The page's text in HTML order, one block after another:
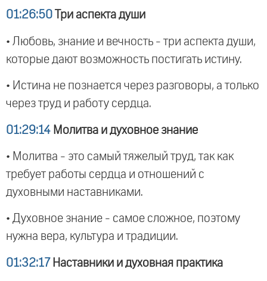
01:26:50 Три аспекта души
• Любовь, знание и вечность - три аспекта души,
которые дают возможность постигать истину.
• Истина не познается через разговоры, а только
через труд и работу сердца.
01:29:14 Молитва и духовное знание
• Молитва - это самый тяжелый труд, так как
требует работы сердца и отношений с
духовными наставниками.
• Духовное знание - самое сложное, поэтому
нужна вера, культура и традиции.
01:32:17 Наставники и духовная практика